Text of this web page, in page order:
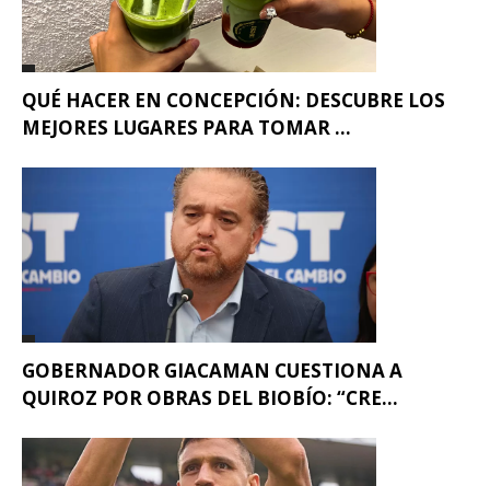
QUÉ HACER EN CONCEPCIÓN: DESCUBRE LOS
MEJORES LUGARES PARA TOMAR ...
GOBERNADOR GIACAMAN CUESTIONA A
QUIROZ POR OBRAS DEL BIOBÍO: “CRE...